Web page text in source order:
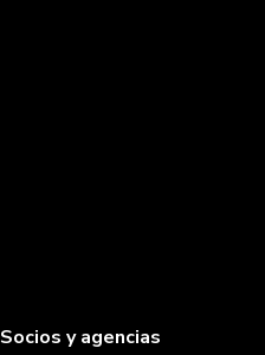
Socios y agencias